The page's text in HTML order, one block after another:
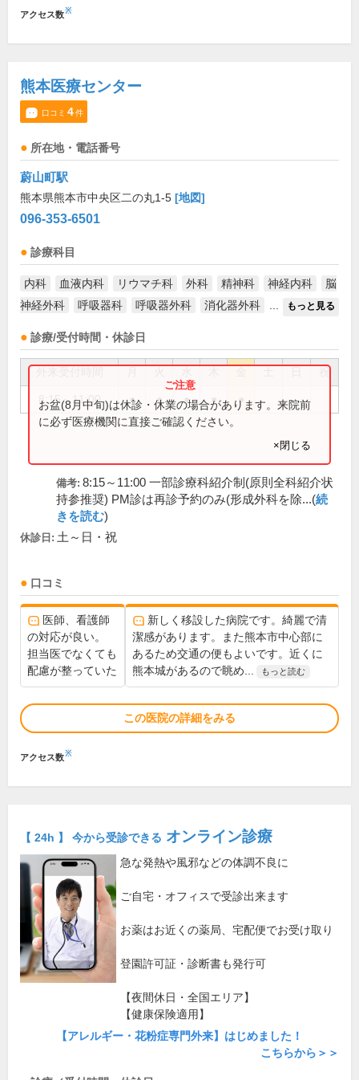
アクセス数※
熊本医療センター
口コミ 4件
所在地・電話番号
蔚山町駅
熊本県熊本市中央区二の丸1-5 [地図]
096-353-6501
診療科目
内科 血液内科 リウマチ科 外科 精神科 神経内科
脳
神経外科
呼吸器科 呼吸器外科 消化器外科 もっと見る
診療/受付時間・休診日
祝
8:15～11:00 ● ● ● ● ●
お盆(8月中旬)は休診・休業の場合があります。来院前
に必ず医療機関に直接ご確認ください。
×閉じる
備考: 8:15～11:00 一部診療科紹介制(原則全科紹介状
持参推奨) PM診は再診予約のみ(形成外科を除...(続
きを読む)
休診日: 土～日・祝
口コミ
医師、看護師
の対応が良い。
担当医でなくても
配慮が整っていた
新しく移設した病院です。綺麗で清
潔感があります。また熊本市中心部に
あるため交通の便もよいです。近くに
熊本城があるので眺め...
もっと読む
この医院の詳細をみる
アクセス数※
【 24h 】 今から受診できる オンライン診療
急な発熱や風邪などの体調不良に
ご自宅・オフィスで受診出来ます
お薬はお近くの薬局、宅配便でお受け取り
登園許可証・診断書も発行可
【夜間休日・全国エリア】
【健康保険適用】
【アレルギー・花粉症専門外来】はじめました！
こちらから＞＞